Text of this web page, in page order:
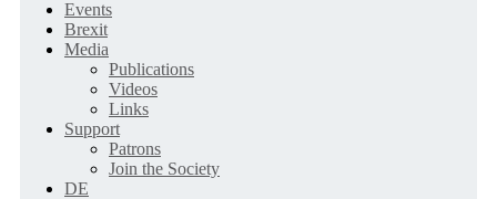
Events
Brexit
Media
Publications
Videos
Links
Support
Patrons
Join the Society
DE